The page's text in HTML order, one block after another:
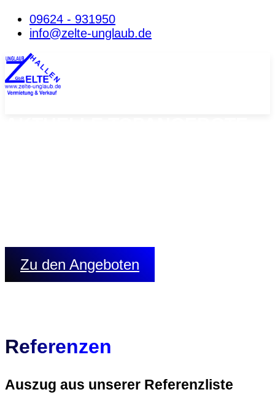
09624 - 931950
info@zelte-unglaub.de
Zu den Angeboten
Referenzen
Auszug aus unserer Referenzliste